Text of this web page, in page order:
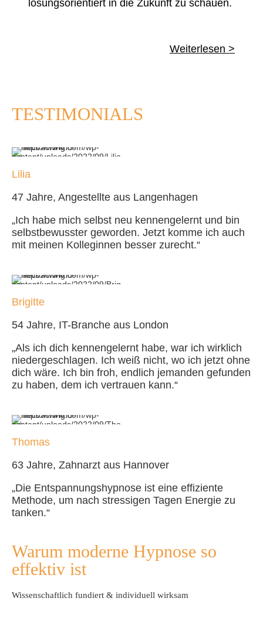
lösungsorientiert in die Zukunft zu schauen.
Weiterlesen >
TESTIMONIALS
Lilia
47 Jahre, Angestellte aus Langenhagen
„Ich habe mich selbst neu kennengelernt und bin
selbstbewusster geworden. Jetzt komme ich auch
mit meinen Kolleginnen besser zurecht.“
Brigitte
54 Jahre, IT-Branche aus London
„Als ich dich kennengelernt habe, war ich wirklich
niedergeschlagen. Ich weiß nicht, wo ich jetzt ohne
dich wäre. Ich bin froh, endlich jemanden gefunden
zu haben, dem ich vertrauen kann.“
Thomas
63 Jahre, Zahnarzt aus Hannover
„Die Entspannungshypnose ist eine effiziente
Methode, um nach stressigen Tagen Energie zu
tanken.“
Warum moderne Hypnose so
effektiv ist
Wissenschaftlich fundiert & individuell wirksam